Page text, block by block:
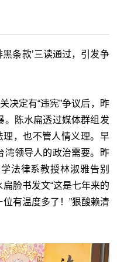
黑条款’三读通过，引发争
决定有“违宪”争议后，昨
。陈水扁透过媒体群组发
理，也不管人情义理。早
湾领导人的政治需要。昨
法律系教授林淑雅告别
脸书发文“这是七年来的
有温度多了！”狠酸赖清